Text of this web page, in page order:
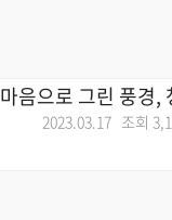
마음으로 그린 풍경,
2023.03.17 조회